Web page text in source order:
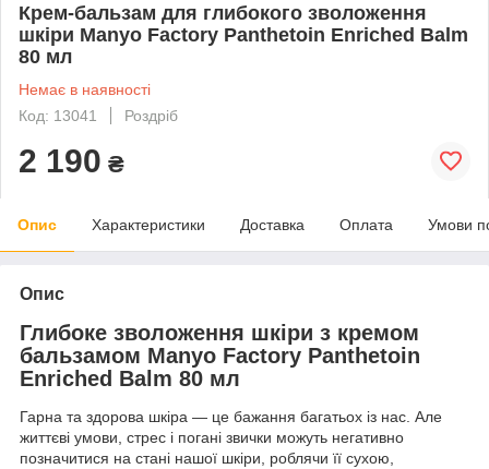
Крем-бальзам для глибокого зволоження
шкіри Manyo Factory Panthetoin Enriched Balm
80 мл
Немає в наявності
Код: 13041
Роздріб
2 190 ₴
Опис Характеристики Доставка Оплата Умови
Опис
Глибоке зволоження шкіри з кремом
бальзамом Manyo Factory Panthetoin
Enriched Balm 80 мл
Гарна та здорова шкіра — це бажання багатьох із нас. Але
життєві умови, стрес і погані звички можуть негативно
позначитися на стані нашої шкіри, роблячи її сухою,